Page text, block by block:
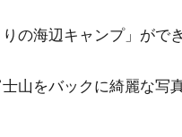
りの海辺キャンプ」がで
山をバックに綺麗な写